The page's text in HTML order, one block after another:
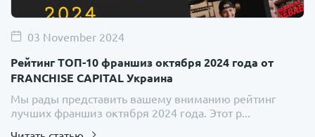
03 November 2024
Рейтинг ТОП-10 франшиз октября 2024 года от
FRANCHISE CAPITAL Украина
Мы рады представить вашему вниманию рейтинг
лучших франшиз октября 2024 года. Этот р...